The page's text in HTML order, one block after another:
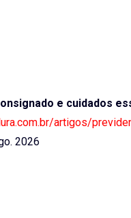
e cuidados
artigos/
2026